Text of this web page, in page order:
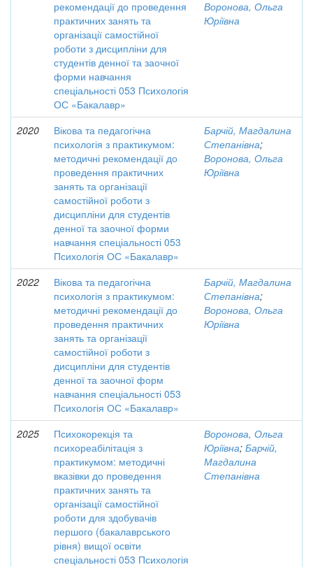
рекомендації до проведення
практичних занять та
організації самостійної
роботи з дисципліни для
студентів денної та заочної
форми навчання
спеціальності 053 Психологія
ОС «Бакалавр»
Воронова, Ольга
Юріївна
2020
Вікова та педагогічна
психологія з практикумом:
методичні рекомендації до
проведення практичних
занять та організації
самостійної роботи з
дисципліни для студентів
денної та заочної форми
навчання спеціальності 053
Психологія ОС «Бакалавр»
Барчій, Магдалина
Степанівна;
Воронова, Ольга
Юріївна
2022
Вікова та педагогічна
психологія з практикумом:
методичні рекомендації до
проведення практичних
занять та організації
самостійної роботи з
дисципліни для студентів
денної та заочної форм
навчання спеціальності 053
Психологія ОС «Бакалавр»
Барчій, Магдалина
Степанівна;
Воронова, Ольга
Юріївна
2025
Психокорекція та
психореабілітація з
практикумом: методичні
вказівки до проведення
практичних занять та
організації самостійної
роботи для здобувачів
першого (бакалаврського
рівня) вищої освіти
спеціальності 053 Психологія
Воронова, Ольга
Юріївна; Барчій,
Магдалина
Степанівна